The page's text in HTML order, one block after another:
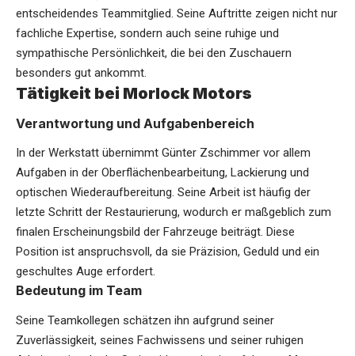
entscheidendes Teammitglied. Seine Auftritte zeigen nicht nur
fachliche Expertise, sondern auch seine ruhige und
sympathische Persönlichkeit, die bei den Zuschauern
besonders gut ankommt.
Tätigkeit bei Morlock Motors
Verantwortung und Aufgabenbereich
In der Werkstatt übernimmt Günter Zschimmer vor allem
Aufgaben in der Oberflächenbearbeitung, Lackierung und
optischen Wiederaufbereitung. Seine Arbeit ist häufig der
letzte Schritt der Restaurierung, wodurch er maßgeblich zum
finalen Erscheinungsbild der Fahrzeuge beiträgt. Diese
Position ist anspruchsvoll, da sie Präzision, Geduld und ein
geschultes Auge erfordert.
Bedeutung im Team
Seine Teamkollegen schätzen ihn aufgrund seiner
Zuverlässigkeit, seines Fachwissens und seiner ruhigen